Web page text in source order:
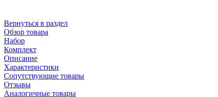
Вернуться в раздел
Обзор товара
Набор
Комплект
Описание
Характеристики
Сопутствующие товары
Отзывы
Аналогичные товары